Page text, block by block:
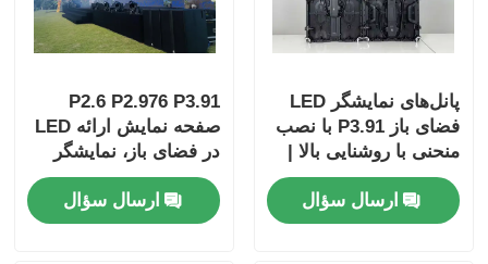
پانل‌های نمایشگر LED
فضای باز P3.91 با نصب
منحنی با روشنایی بالا |
صفحه نمایش LED قابل
حمل و دیوار LED برای
رویدادهای تجاری
ارسال سؤال
P2.6 P2.976 P3.91
صفحه نمایش ارائه LED
در فضای باز، نمایشگر
ویدئویی دیواری
ارسال سؤال